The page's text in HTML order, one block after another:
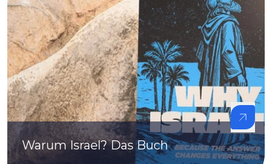
Warum Israel? Das Buch